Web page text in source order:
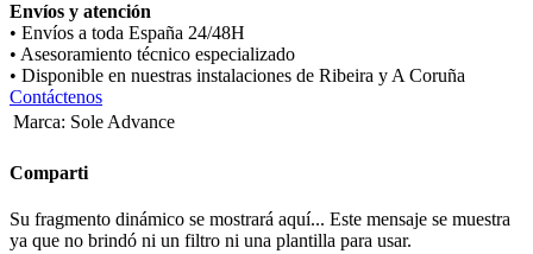
Envíos y atención
• Envíos a toda España 24/48H
• Asesoramiento técnico especializado
• Disponible en nuestras instalaciones de Ribeira y A Coruña
Contáctenos
Marca: Sole Advance
Comparti
Su fragmento dinámico se mostrará aquí... Este mensaje se muestra
ya que no brindó ni un filtro ni una plantilla para usar.